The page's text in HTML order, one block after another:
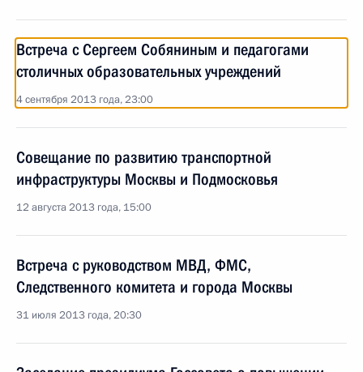
Встреча с Сергеем Собяниным и педагогами
столичных образовательных учреждений
4 сентября 2013 года, 23:00
Совещание по развитию транспортной
инфраструктуры Москвы и Подмосковья
12 августа 2013 года, 15:00
Встреча с руководством МВД, ФМС,
Следственного комитета и города Москвы
31 июля 2013 года, 20:30